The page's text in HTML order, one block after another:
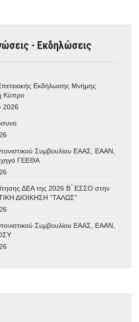
- Εκδηλώσεις
Εκδήλωσης Μνήμης
Κύπρο
2026
Συμβουλίου ΕΑΑΣ, ΕΑΑΝ,
ΓΕΕΘΑ
ΔΕΑ της 2026 Β ́ ΕΣΣΟ στην
ΔΙΟΙΚΗΣΗ "ΤΑΛΩΣ"
Συμβουλίου ΕΑΑΣ, ΕΑΑΝ,